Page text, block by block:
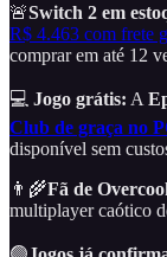
🚨Switch 2 em
R$ 4.463 com frete
comprar em até 12
💻 Jogo grátis: A
Club de graça no
disponível sem
👨‍🌾Fã de
multiplayer caótico